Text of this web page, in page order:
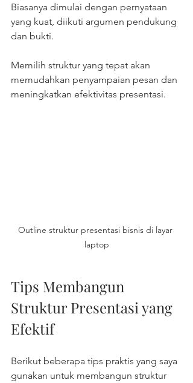
Biasanya dimulai dengan pernyataan
yang kuat, diikuti argumen pendukung
dan bukti.
Memilih struktur yang tepat akan
memudahkan penyampaian pesan dan
meningkatkan efektivitas presentasi.
Outline struktur presentasi bisnis di layar
laptop
Tips Membangun
Struktur Presentasi yang
Efektif
Berikut beberapa tips praktis yang saya
gunakan untuk membangun struktur